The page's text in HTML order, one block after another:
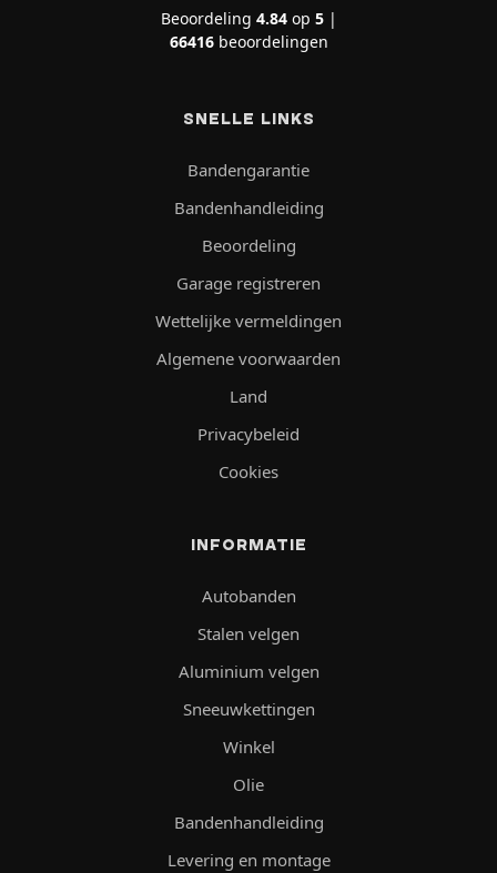
Beoordeling 4.84op 5|
66416beoordelingen
SNELLE LINKS
Bandengarantie
Bandenhandleiding
Beoordeling
Garage registreren
Wettelijke vermeldingen
Algemene voorwaarden
Land
Privacybeleid
Cookies
INFORMATIE
Autobanden
Stalen velgen
Aluminium velgen
Sneeuwkettingen
Winkel
Olie
Bandenhandleiding
Levering en montage